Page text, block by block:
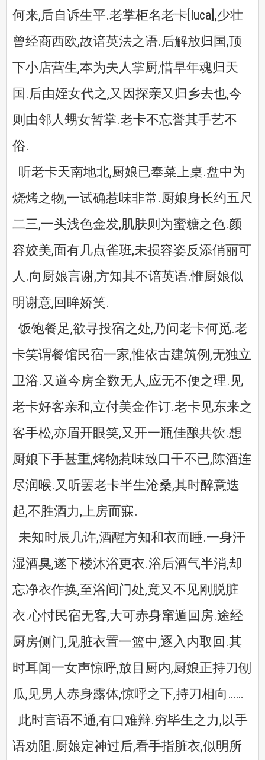
何来,后自诉生平.老掌柜名老卡[luca],少壮
曾经商西欧,故谙英法之语.后解放归国,顶
下小店营生,本为夫人掌厨,惜早年魂归天
国.后由姪女代之,又因探亲又归乡去也,今
则由邻人甥女暂掌.老卡不忘誉其手艺不
俗.
听老卡天南地北,厨娘已奉菜上桌.盘中为
烧烤之物,一试确惹味非常.厨娘身长约五尺
二三,一头浅色金发,肌肤则为蜜糖之色.颜
容姣美,面有几点雀班,未损容姿反添俏丽可
人.向厨娘言谢,方知其不谙英语.惟厨娘似
明谢意,回眸娇笑.
饭饱餐足,欲寻投宿之处,乃问老卡何觅.老
卡笑谓餐馆民宿一家,惟依古建筑例,无独立
卫浴.又道今房全数无人,应无不便之理.见
老卡好客亲和,立付美金作订.老卡见东来之
客手松,亦眉开眼笑,又开一瓶佳酿共饮.想
厨娘下手甚重,烤物惹味致口干不已,陈酒连
尽润喉.又听罢老卡半生沧桑,其时醉意迭
起,不胜酒力,上房而寐.
未知时辰几许,酒醒方知和衣而睡.一身汗
湿酒臭,遂下楼沐浴更衣.浴后酒气半消,却
忘净衣作换,至浴间门处,竟又不见刚脱脏
衣.心忖民宿无客,大可赤身窜遁回房.途经
厨房侧门,见脏衣置一篮中,逐入内取回.其
时耳闻一女声惊呼,放目厨内,厨娘正持刀刨
瓜,见男人赤身露体,惊呼之下,持刀相向……
此时言语不通,有口难辩.穷毕生之力,以手
语劝阻.厨娘定神过后,看手指脏衣,似明所